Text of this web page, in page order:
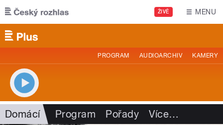
Přejít k hlavnímu obsahu
ŽIVĚ MENU
PROGRAM AUDIOARCHIV KAMERY
Domácí Program Pořady Více…